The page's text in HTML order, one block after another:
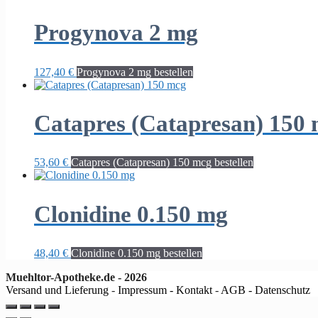
Progynova 2 mg
127,40 € Progynova 2 mg bestellen
Catapres (Catapresan) 150
53,60 € Catapres (Catapresan) 150 mcg bestellen
Clonidine 0.150 mg
48,40 € Clonidine 0.150 mg bestellen
Muehltor-Apotheke.de - 2026
Versand und Lieferung - Impressum - Kontakt - AGB - Datenschutz